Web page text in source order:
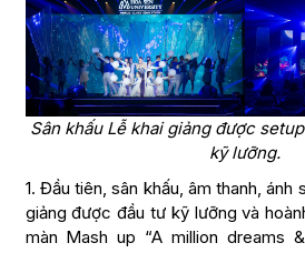
Sân khấu Lễ khai giảng được
kỹ lưỡng.
1. Đầu tiên, sân khấu, âm thanh, ánh
giảng được đầu tư kỹ lưỡng và
màn Mash up “A million dreams